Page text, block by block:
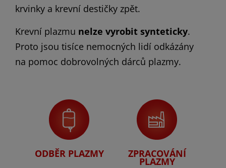
krvinky a krevní destičky zpět.
Krevní plazmu nelze vyrobit synteticky.
Proto jsou tisíce nemocných lidí odkázány
na pomoc dobrovolných dárců plazmy.
ODBĚR PLAZMY ZPRACOVÁNÍ
PLAZMY